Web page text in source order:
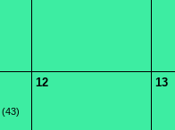
(43)
12 13